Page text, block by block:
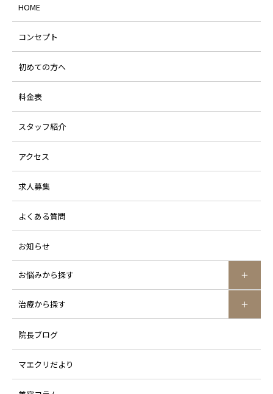
HOME
コンセプト
初めての方へ
料金表
スタッフ紹介
アクセス
求人募集
よくある質問
お知らせ
お悩みから探す
治療から探す
院長ブログ
マエクリだより